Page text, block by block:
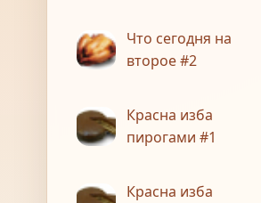
Что сегодня на
второе #2
Красна изба
пирогами #1
Красна изба